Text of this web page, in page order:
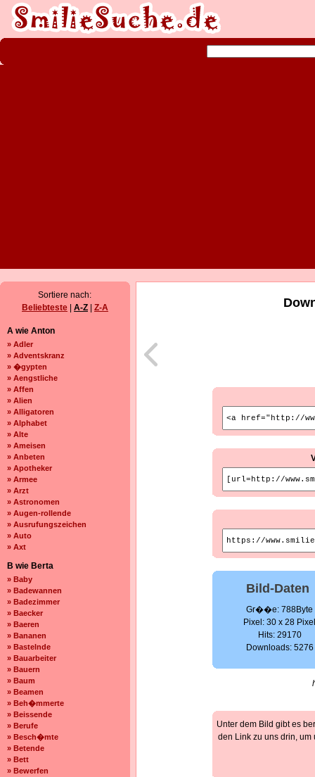
Sortiere nach:
Beliebteste
A-Z Z-A
A wie Anton
» Adler
» Adventskranz
» �gypten
» Aengstliche
» Affen
» Alien
» Alligatoren
» Alphabet
» Alte
» Ameisen
» Anbeten
» Apotheker
» Armee
» Arzt
» Astronomen
» Augen-rollende
» Ausrufungszeichen
» Auto
» Axt
B wie Berta
» Baby
» Badewannen
» Badezimmer
» Baecker
» Baeren
» Bananen
» Bastelnde
» Bauarbeiter
» Bauern
» Baum
» Beamen
» Beh�mmerte
» Beissende
» Berufe
» Besch�mte
» Betende
» Bett
» Bewerfen
Bild-Daten
Gr��e: 788Byte
Pixel: 30 x 28
Hits: 29170
Downloads: 5276
Unter dem Bild gibt es
den Link zu uns drin,